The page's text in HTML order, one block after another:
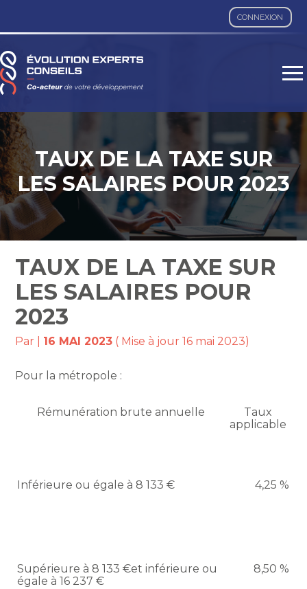
CONNEXION
Aller
au
TAUX DE LA TAXE SUR
LES SALAIRES POUR 2023
TAUX DE LA TAXE SUR
LES SALAIRES POUR
2023
Par 16 MAI 2023 ( Mise à jour 16 mai 2023)
Pour la métropole :
Rémunération brute annuelle
Taux
applicable
Inférieure ou égale à 8 133 € 4,25 %
Supérieure à 8 133 €et inférieure ou
égale à 16 237 €
8,50 %